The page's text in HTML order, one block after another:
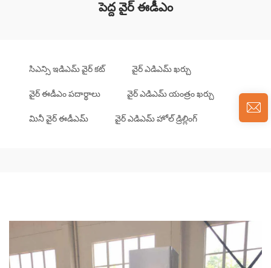
పెద్ద వైర్ ఈడీఎం
సిఎన్సి ఇడిఎమ్ వైర్ కట్ వైర్ ఎడిఎమ్ ఖర్చు
వైర్ ఈడీఎం పదార్థాలు వైర్ ఎడిఎమ్ యంత్రం ఖర్చు
మినీ వైర్ ఈడీఎమ్ వైర్ ఎడిఎమ్ హోల్ డ్రిల్లింగ్